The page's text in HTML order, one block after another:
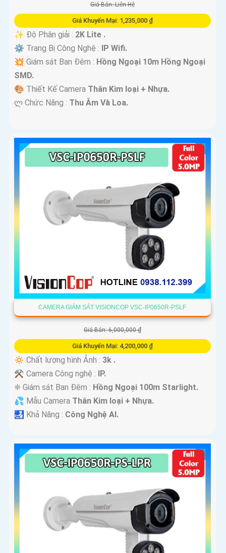
Giá Bán: Liên Hệ
Giá Khuyến Mại: 1,235,000 ₫
✨ Độ Phân giải : 2K Lite .
⚙ Trang Bị Công Nghệ :
IP Wifi.
💥 Giám sát Ban Đêm : Hồng Ngoại 10m Hồng Ngoại
SMD.
🎨 Thiết Kế Camera Thân Kim loại + Nhựa.
️ლ Chức Năng : Thu Âm Và Loa.
CAMERA GIÁM SÁT VISIONCOP VSC-IP0650R-PSLF
Giá Bán: 6,000,000 ₫
Giá Khuyến Mại: 4,200,000 ₫
🔅 Chất lượng hình Ảnh : 3k .
⚒ Camera Công nghệ : IP.
❈ Giám sát Ban Đêm : Hồng Ngoại 100m Starlight.
💦 Mẫu Camera Thân Kim loại + Nhựa.
️🛃 Khả Năng : Công Nghệ AI.